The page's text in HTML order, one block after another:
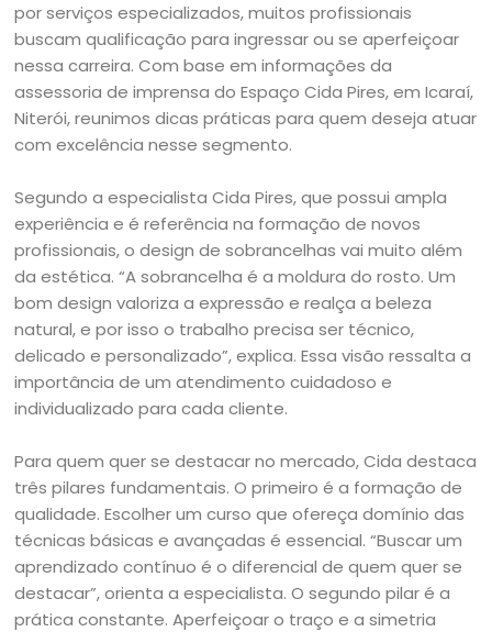
por serviços especializados, muitos profissionais
buscam qualificação para ingressar ou se aperfeiçoar
nessa carreira. Com base em informações da
assessoria de imprensa do Espaço Cida Pires, em Icaraí,
Niterói, reunimos dicas práticas para quem deseja atuar
com excelência nesse segmento.
Segundo a especialista Cida Pires, que possui ampla
experiência e é referência na formação de novos
profissionais, o design de sobrancelhas vai muito além
da estética. “A sobrancelha é a moldura do rosto. Um
bom design valoriza a expressão e realça a beleza
natural, e por isso o trabalho precisa ser técnico,
delicado e personalizado”, explica. Essa visão ressalta a
importância de um atendimento cuidadoso e
individualizado para cada cliente.
Para quem quer se destacar no mercado, Cida destaca
três pilares fundamentais. O primeiro é a formação de
qualidade. Escolher um curso que ofereça domínio das
técnicas básicas e avançadas é essencial. “Buscar um
aprendizado contínuo é o diferencial de quem quer se
destacar”, orienta a especialista. O segundo pilar é a
prática constante. Aperfeiçoar o traço e a simetria